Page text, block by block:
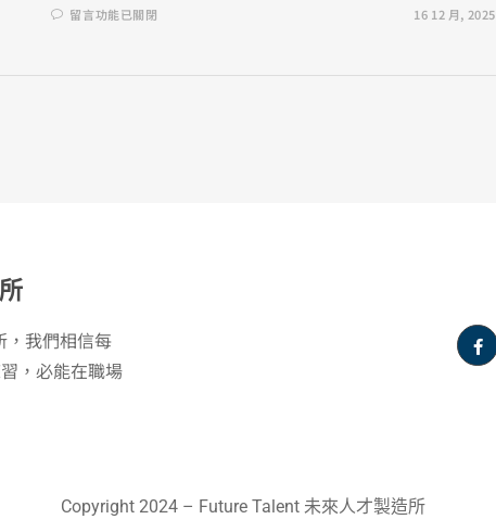
留言功能已關閉 16 12 月, 2025
我們相信每
，必能在職場
Copyright 2024 – Future Talent 未來人才製造所